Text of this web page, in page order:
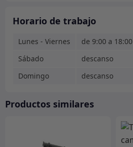
Horario de trabajo
Lunes - Viernes
de 9:00 a 18:00
Sábado
descanso
Domingo
descanso
Productos similares